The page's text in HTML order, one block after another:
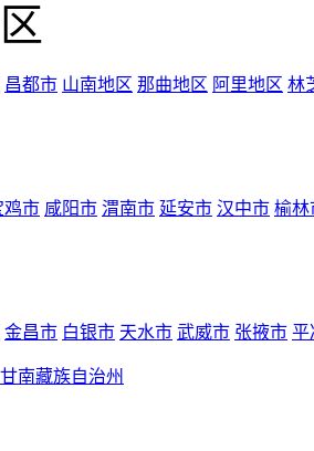
昌都市 山南地区 那曲地区 阿里地区 林
鸡市 咸阳市 渭南市 延安市 汉中市 榆林
金昌市 白银市 天水市 武威市 张掖市 平
甘南藏族自治州